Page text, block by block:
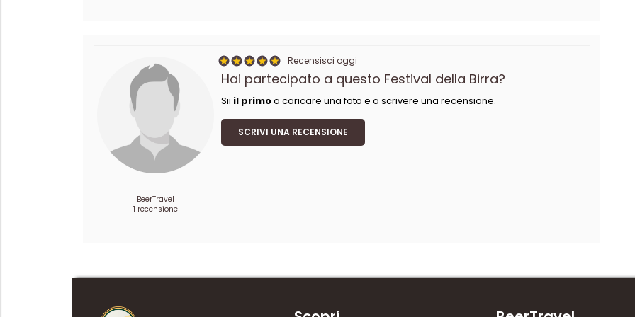
BeerTravel
1 recensione
Recensisci oggi
Hai partecipato a questo Festival della Birra?
Sii il primoa caricare una foto e a scrivere una recensione.
SCRIVI UNA RECENSIONE